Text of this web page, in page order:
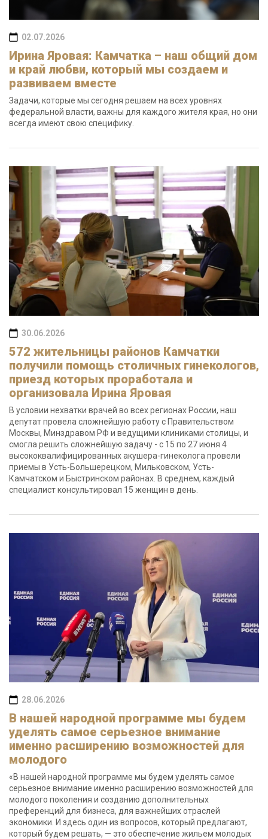
02.07.2026
Ирина Яровая: Камчатка – наш общий дом
и край любви, который мы создаем и
развиваем вместе
Задачи, которые мы сегодня решаем на всех уровнях
федеральной власти, важны для каждого жителя края, но они
всегда имеют свою специфику.
30.06.2026
572 жительницы районов Камчатки
получили помощь столичных гинекологов,
приезд которых проработала и
организовала Ирина Яровая
В условии нехватки врачей во всех регионах России, наш
депутат провела сложнейшую работу с Правительством
Москвы, Минздравом РФ и ведущими клиниками столицы, и
смогла решить сложнейшую задачу - с 15 по 27 июня 4
высококвалифицированных акушера-гинеколога провели
приемы в Усть-Большерецком, Мильковском, Усть-
Камчатском и Быстринском районах. В среднем, каждый
специалист консультировал 15 женщин в день.
28.06.2026
В нашей народной программе мы будем
уделять самое серьезное внимание
именно расширению возможностей для
молодого
«В нашей народной программе мы будем уделять самое
серьезное внимание именно расширению возможностей для
молодого поколения и созданию дополнительных
преференций для бизнеса, для важнейших отраслей
экономики. И здесь один из вопросов, который предлагают,
который будем решать, — это обеспечение жильем молодых